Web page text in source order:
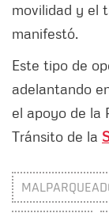
movilidad y el
manifestó.
Este tipo de
adelantando
el apoyo de la
Tránsito de la